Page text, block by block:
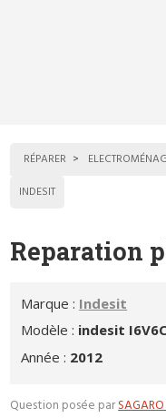
RÉPARER
INDESIT
Reparation
Marque : Indesit
Modèle : indesit
Année : 2012
Question posée par